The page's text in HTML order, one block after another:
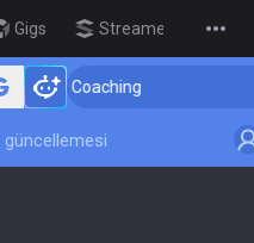
Gigs Streamer Overlay
Coaching
güncellemesi